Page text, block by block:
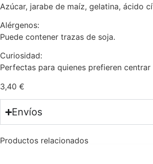
Azúcar, jarabe de maíz, gelatina, ácido
Alérgenos:
Puede contener trazas de soja.
Curiosidad:
Perfectas para quienes prefieren
3,40 €
Envíos
Productos relacionados